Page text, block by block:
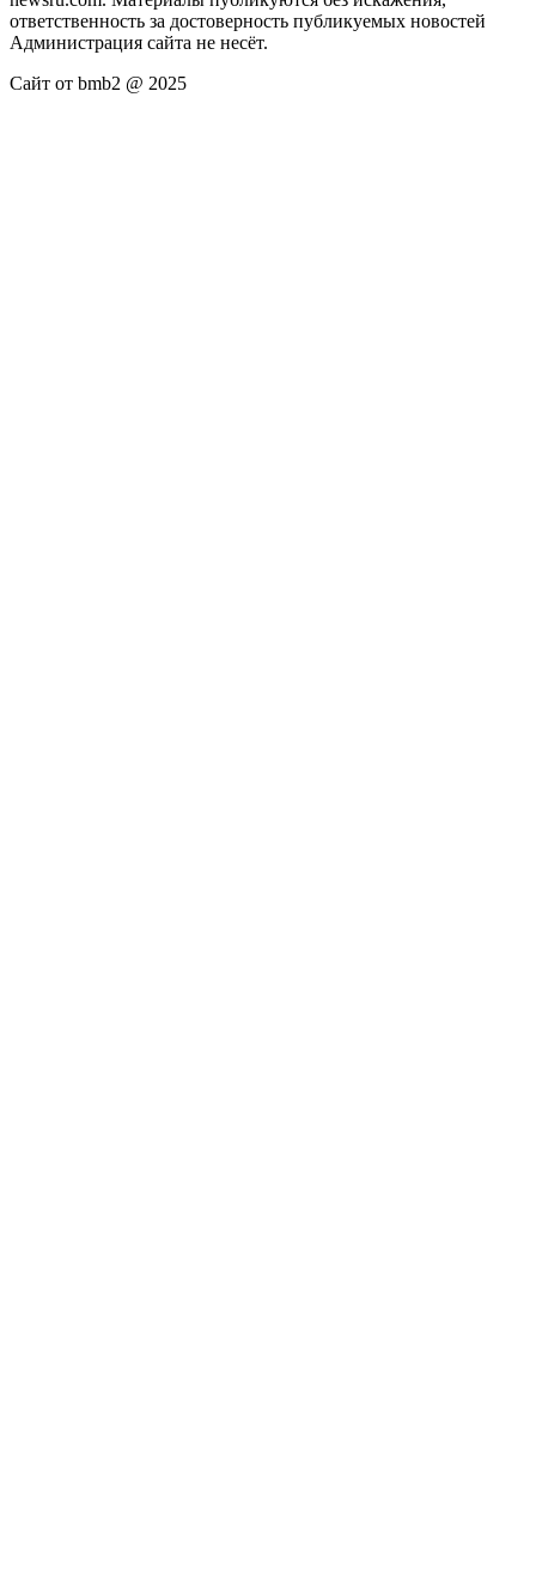
ответственность за достоверность публикуемых новостей
Администрация сайта не несёт.
Сайт от bmb2 @ 2025